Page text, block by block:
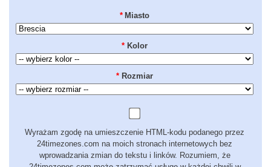
* Miasto
* Kolor
* Rozmiar
Wyrażam zgodę na umieszczenie HTML-kodu podanego przez
24timezones.com na moich stronach internetowych bez
wprowadzania zmian do tekstu i linków. Rozumiem, że